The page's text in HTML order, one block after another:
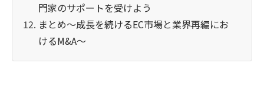
門家のサポートを受けよう
まとめ～成長を続けるEC市場と業界再編にお
けるM&A～